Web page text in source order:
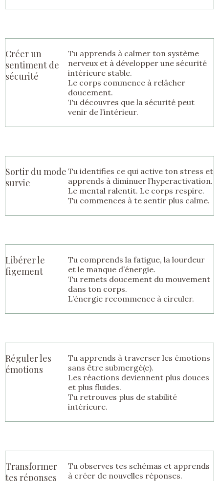
Créer un
sentiment de
sécurité
Tu apprends à calmer ton système
nerveux et à développer une sécurité
intérieure stable.
Le corps commence à relâcher
doucement.
Tu découvres que la sécurité peut
venir de l’intérieur.
Sortir du mode
survie
Tu identifies ce qui active ton stress et
apprends à diminuer l’hyperactivation.
Le mental ralentit. Le corps respire.
Tu commences à te sentir plus calme.
Libérer le
figement
Tu comprends la fatigue, la lourdeur
et le manque d’énergie.
Tu remets doucement du mouvement
dans ton corps.
L’énergie recommence à circuler.
Réguler les
émotions
Tu apprends à traverser les émotions
sans être submergé(e).
Les réactions deviennent plus douces
et plus fluides.
Tu retrouves plus de stabilité
intérieure.
Transformer
tes réponses
Tu observes tes schémas et apprends
à créer de nouvelles réponses.